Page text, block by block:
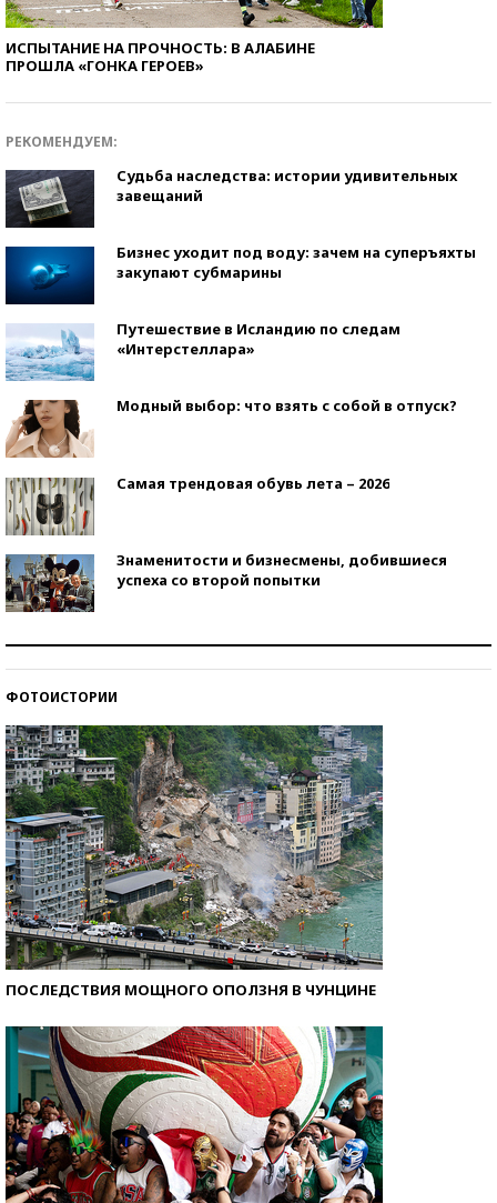
ИСПЫТАНИЕ НА ПРОЧНОСТЬ: В АЛАБИНЕ
ПРОШЛА «ГОНКА ГЕРОЕВ»
РЕКОМЕНДУЕМ:
Судьба наследства: истории удивительных
завещаний
Бизнес уходит под воду: зачем на суперъяхты
закупают субмарины
Путешествие в Исландию по следам
«Интерстеллара»
Модный выбор: что взять с собой в отпуск?
Самая трендовая обувь лета – 2026
Знаменитости и бизнесмены, добившиеся
успеха со второй попытки
ФОТОИСТОРИИ
ПОСЛЕДСТВИЯ МОЩНОГО ОПОЛЗНЯ В ЧУНЦИНЕ